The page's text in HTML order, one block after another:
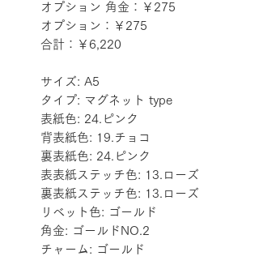
オプション 角金：￥275
オプション：￥275
合計：￥6,220
サイズ: A5
タイプ: マグネット type
表紙色: 24.ピンク
背表紙色: 19.チョコ
裏表紙色: 24.ピンク
表表紙ステッチ色: 13.ローズ
裏表紙ステッチ色: 13.ローズ
リベット色: ゴールド
角金: ゴールドNO.2
チャーム: ゴールド